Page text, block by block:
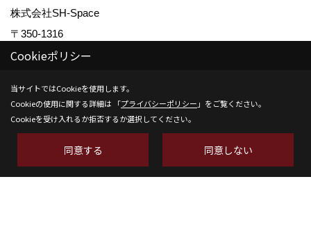
株式会社SH-Space
〒350-1316
埼玉県狭山市南入曽558-9
FAX：04-2902-6111
＜営業時間＞9:00～18:00
Cookieポリシー
当サイトではCookieを使用します。
Cookieの使用に関する詳細は 「プライバシーポリシー 」をご覧ください。
Cookieを受け入れるか拒否するか選択してください。
同意する 同意しない